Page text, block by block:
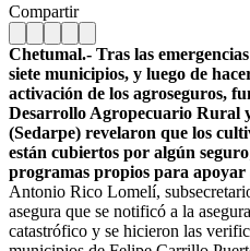
Compartir
Chetumal.- Tras las
siete municipios, y luego de
activación de los agroseguros,
Desarrollo Agropecuario Rural
(Sedarpe) revelaron que los
están cubiertos por algún
programas propios para apoyar
Antonio Rico Lomelí,
asegura que se notificó a la
catastrófico y se hicieron las